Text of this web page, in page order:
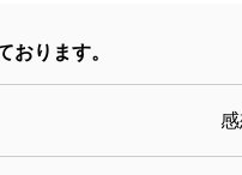
おります。